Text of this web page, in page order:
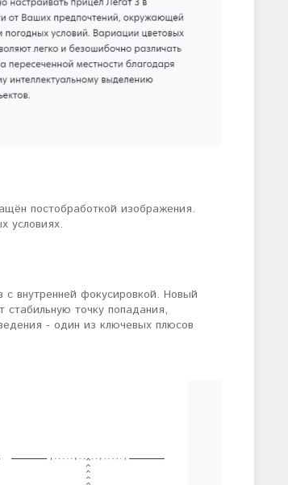
постобработкой изображения.
условиях.
с внутренней фокусировкой. Новый
точку попадания,
- один из ключевых плюсов